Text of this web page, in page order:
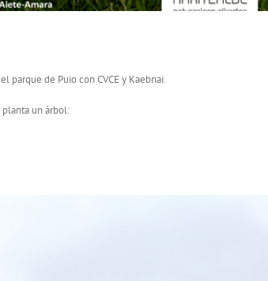
parque de Puio con CVCE y Kaebnai.
planta un árbol: